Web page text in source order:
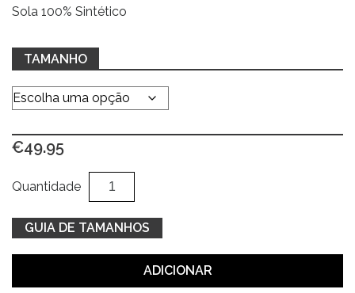
Sola 100% Sintético
TAMANHO
€49.95
Quantidade
Quantidade
de
Sandálias
c/
tiras
GUIA DE TAMANHOS
ADICIONAR